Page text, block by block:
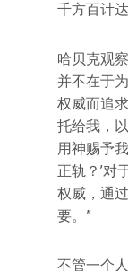
千方百计达
哈贝克观
并不在于
权威而追
托给我，
用神赐予
正轨？’对
权威，通
要。”
不管一个